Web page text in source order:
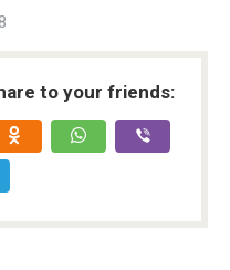
to your friends: